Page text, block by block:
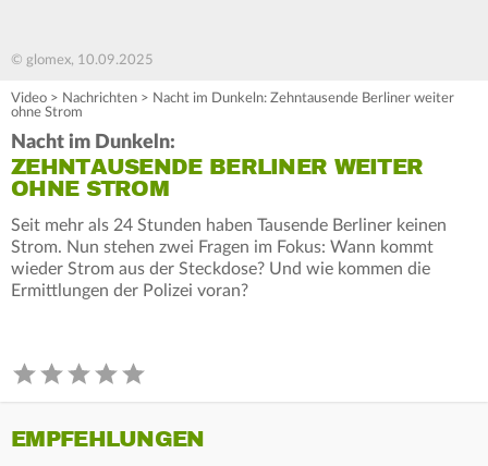
© glomex, 10.09.2025
Video > Nachrichten > Nacht im Dunkeln: Zehntausende Berliner weiter
ohne Strom
Nacht im Dunkeln:
ZEHNTAUSENDE BERLINER WEITER
OHNE STROM
Seit mehr als 24 Stunden haben Tausende Berliner keinen
Strom. Nun stehen zwei Fragen im Fokus: Wann kommt
wieder Strom aus der Steckdose? Und wie kommen die
Ermittlungen der Polizei voran?
EMPFEHLUNGEN